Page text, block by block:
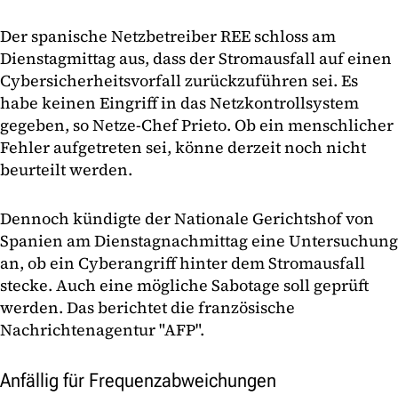
Der spanische Netzbetreiber REE schloss am
Dienstagmittag aus, dass der Stromausfall auf einen
Cybersicherheitsvorfall zurückzuführen sei. Es
habe keinen Eingriff in das Netzkontrollsystem
gegeben, so Netze-Chef Prieto. Ob ein menschlicher
Fehler aufgetreten sei, könne derzeit noch nicht
beurteilt werden.
Dennoch kündigte der Nationale Gerichtshof von
Spanien am Dienstagnachmittag eine Untersuchung
an, ob ein Cyberangriff hinter dem Stromausfall
stecke. Auch eine mögliche Sabotage soll geprüft
werden. Das berichtet die französische
Nachrichtenagentur "AFP".
Anfällig für Frequenzabweichungen